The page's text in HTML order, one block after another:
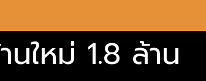
ใหม่ 1.8 ล้าน